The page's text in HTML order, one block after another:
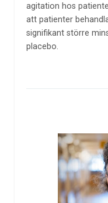
agitation hos
att patienter
signifikant större
placebo.